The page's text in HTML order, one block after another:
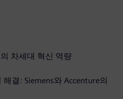
차세대 혁신 역량
결: Siemens와 Accenture의